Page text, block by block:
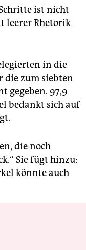
ist nicht
leerer Rhetorik
in die
die zum siebten
gegeben. 97,9
bedankt sich auf
die noch
Sie fügt hinzu:
könnte auch